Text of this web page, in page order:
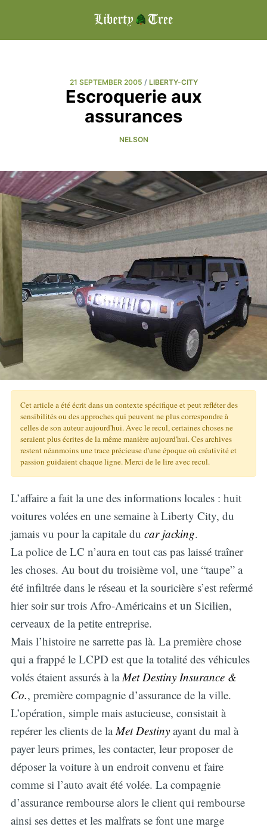
21 SEPTEMBER 2005 / LIBERTY-CITY
Escroquerie aux
assurances
NELSON
Cet article a été écrit dans un contexte spécifique et peut refléter des
sensibilités ou des approches qui peuvent ne plus correspondre à
celles de son auteur aujourd'hui. Avec le recul, certaines choses ne
seraient plus écrites de la même manière aujourd'hui. Ces archives
restent néanmoins une trace précieuse d'une époque où créativité et
passion guidaient chaque ligne. Merci de le lire avec recul.
L’affaire a fait la une des informations locales : huit
voitures volées en une semaine à Liberty City, du
jamais vu pour la capitale du car jacking.
La police de LC n’aura en tout cas pas laissé traîner
les choses. Au bout du troisième vol, une “taupe” a
été infiltrée dans le réseau et la souricière s’est refermé
hier soir sur trois Afro-Américains et un Sicilien,
cerveaux de la petite entreprise.
Mais l’histoire ne sarrette pas là. La première chose
qui a frappé le LCPD est que la totalité des véhicules
volés étaient assurés à laMet Destiny Insurance &
Co., première compagnie d’assurance de la ville.
L’opération, simple mais astucieuse, consistait à
repérer les clients de laMet Destinyayant du mal à
payer leurs primes, les contacter, leur proposer de
déposer la voiture à un endroit convenu et faire
comme si l’auto avait été volée. La compagnie
d’assurance rembourse alors le client qui rembourse
ainsi ses dettes et les malfrats se font une marge